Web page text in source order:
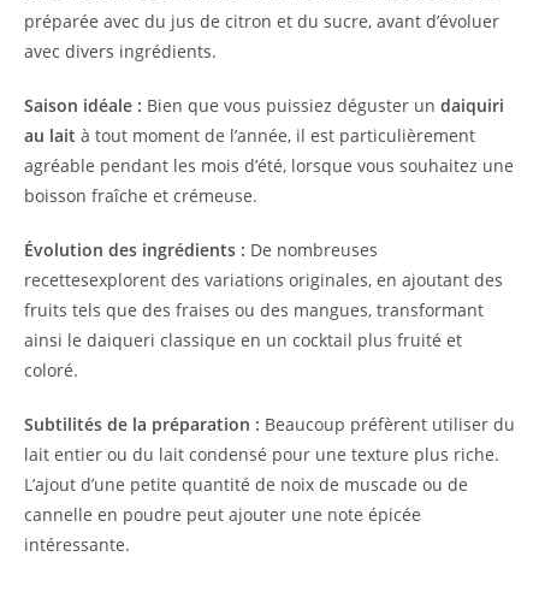
préparée avec du jus de citron et du sucre, avant d’évoluer
avec divers ingrédients.
Saison idéale : Bien que vous puissiez déguster un daiquiri
au lait à tout moment de l’année, il est particulièrement
agréable pendant les mois d’été, lorsque vous souhaitez une
boisson fraîche et crémeuse.
Évolution des ingrédients : De nombreuses
recettesexplorent des variations originales, en ajoutant des
fruits tels que des fraises ou des mangues, transformant
ainsi le daiqueri classique en un cocktail plus fruité et
coloré.
Subtilités de la préparation : Beaucoup préfèrent utiliser du
lait entier ou du lait condensé pour une texture plus riche.
L’ajout d’une petite quantité de noix de muscade ou de
cannelle en poudre peut ajouter une note épicée
intéressante.